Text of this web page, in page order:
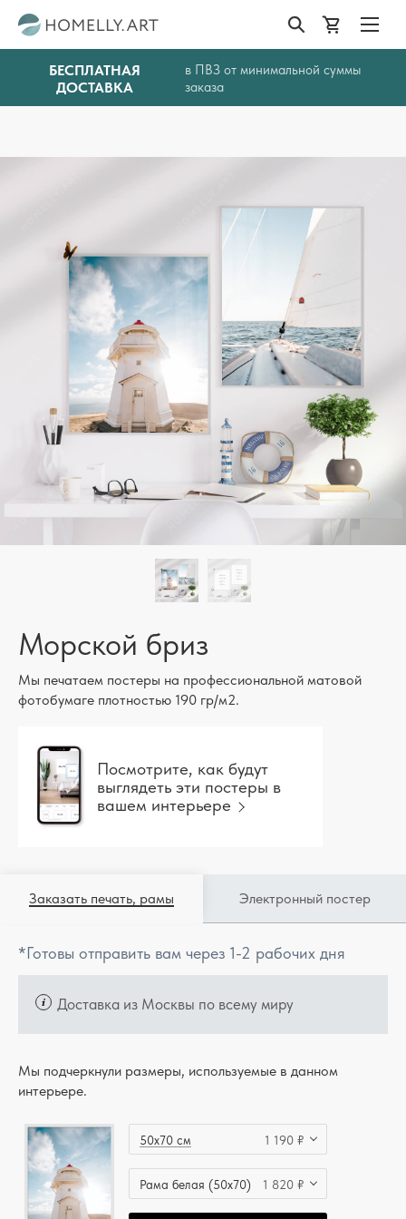
БЕСПЛАТНАЯ
ДОСТАВКА
в ПВЗ от минимальной суммы
заказа
Морской бриз
Мы печатаем постеры на профессиональной матовой
фотобумаге плотностью 190 гр/м2.
Посмотрите, как будут
выглядеть эти постеры в
вашем интерьере
Заказать печать, рамы Электронный постер
*Готовы отправить вам через 1-2 рабочих дня
Доставка из Москвы по всему миру
Мы подчеркнули размеры, используемые в данном
интерьере.
50x70 см 1 190 ₽
Рама белая (50x70) 1 820 ₽